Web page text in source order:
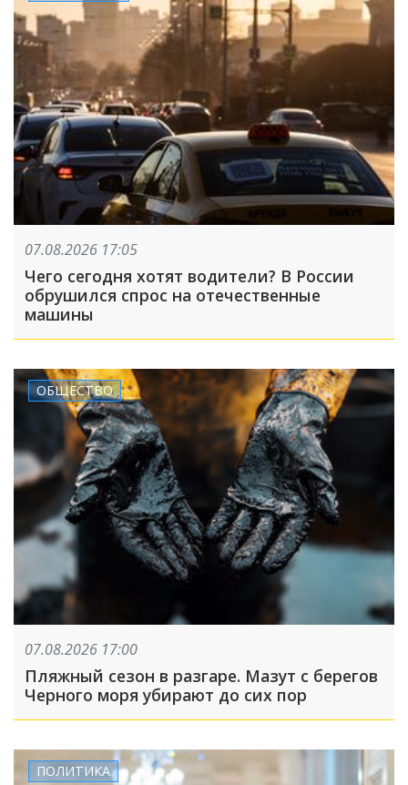
07.08.2026 17:05
Чего сегодня хотят водители? В России
обрушился спрос на отечественные
машины
ОБЩЕСТВО
07.08.2026 17:00
Пляжный сезон в разгаре. Мазут с берегов
Черного моря убирают до сих пор
ПОЛИТИКА